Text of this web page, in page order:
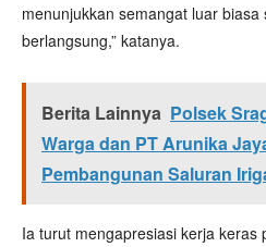
menunjukkan semangat luar biasa
berlangsung,” katanya.
Berita Lainnya Polsek
Warga dan PT Arunika
Pembangunan Saluran
Ia turut mengapresiasi kerja keras